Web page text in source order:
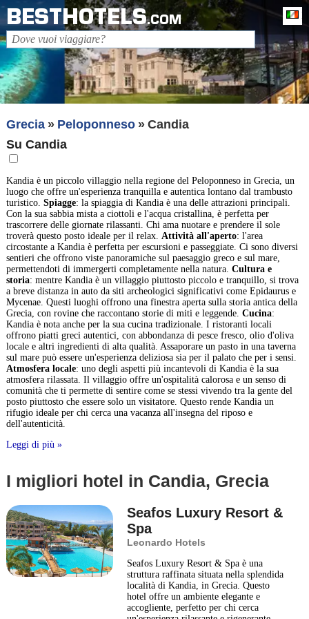
BESTHOTELS.COM
Grecia Peloponneso
Candia
Su Candia
Kandia è un piccolo villaggio nella regione del Peloponneso in Grecia, un
luogo che offre un'esperienza tranquilla e autentica lontano dal trambusto
turistico. Spiagge: la spiaggia di Kandia è una delle attrazioni principali.
Con la sua sabbia mista a ciottoli e l'acqua cristallina, è perfetta per
trascorrere delle giornate rilassanti. Chi ama nuotare e prendere il sole
troverà questo posto ideale per il relax. Attività all'aperto: l'area
circostante a Kandia è perfetta per escursioni e passeggiate. Ci sono diversi
sentieri che offrono viste panoramiche sul paesaggio greco e sul mare,
permettendoti di immergerti completamente nella natura. Cultura e
storia: mentre Kandia è un villaggio piuttosto piccolo e tranquillo, si trova
a breve distanza in auto da siti archeologici significativi come Epidaurus e
Mycenae. Questi luoghi offrono una finestra aperta sulla storia antica della
Grecia, con rovine che raccontano storie di miti e leggende. Cucina:
Kandia è nota anche per la sua cucina tradizionale. I ristoranti locali
offrono piatti greci autentici, con abbondanza di pesce fresco, olio d'oliva
locale e altri ingredienti di alta qualità. Assaporare un pasto in una taverna
sul mare può essere un'esperienza deliziosa sia per il palato che per i sensi.
Atmosfera locale: uno degli aspetti più incantevoli di Kandia è la sua
atmosfera rilassata. Il villaggio offre un'ospitalità calorosa e un senso di
comunità che ti permette di sentire come se stessi vivendo tra la gente del
posto piuttosto che essere solo un visitatore. Questo rende Kandia un
rifugio ideale per chi cerca una vacanza all'insegna del riposo e
dell'autenticità.
Leggi di più »
I migliori hotel in Candia, Grecia
Seafos Luxury Resort &
Spa
Leonardo Hotels
Seafos Luxury Resort & Spa è una
struttura raffinata situata nella splendida
località di Kandia, in Grecia. Questo
hotel offre un ambiente elegante e
accogliente, perfetto per chi cerca